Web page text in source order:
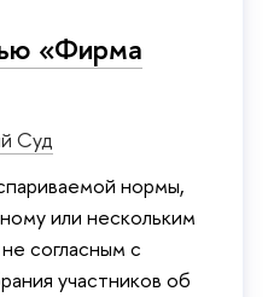
«Фирма
Суд
нормы,
или нескольким
согласным с
участников об